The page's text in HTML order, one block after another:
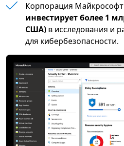
Корпорация Майкрософт
инвестирует более 1
США) в исследования и
для кибербезопасности.